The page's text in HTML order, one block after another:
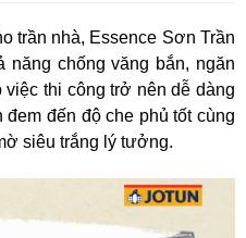
trần nhà, Essence Sơn Trần
chống văng bắn, ngăn
thi công trở nên dễ dàng
đến độ che phủ tốt cùng
siêu trắng lý tưởng.